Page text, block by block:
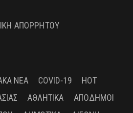
ΑΠΟΡΡΗΤΟΥ
ΝΈΑ COVID-19
HOT
ΑΘΛΗΤΙΚΆ
ΑΠΌΔΗΜΟΙ